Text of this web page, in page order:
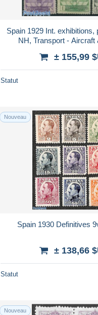
Spain 1929 Int. exhibitions,
NH, Transport - Aircraft
± 155,99
Statut
Nouveau
Spain 1930 Definitives
± 138,66
Statut
Nouveau